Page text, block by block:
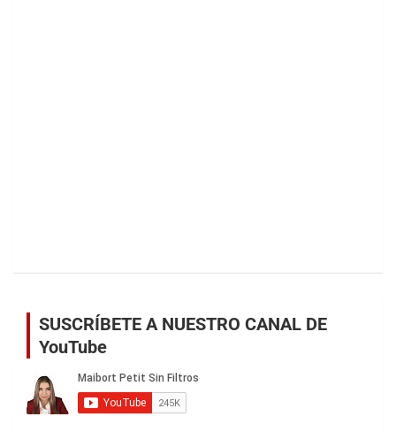
SUSCRÍBETE A NUESTRO CANAL DE
YouTube